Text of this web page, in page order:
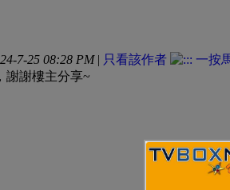
7-25 08:28 PM| 只看該作者
謝謝樓主分享~